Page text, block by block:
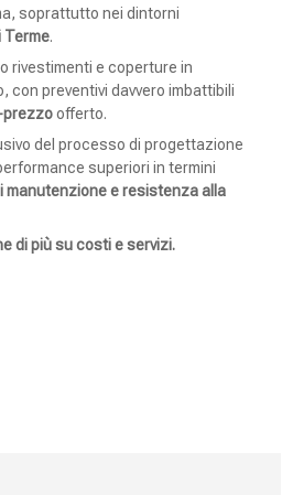
soprattutto nei dintorni
Terme.
rivestimenti e coperture in
con preventivi davvero imbattibili
prezzo offerto.
del processo di progettazione
superiori in termini
manutenzione e resistenza alla
di più su costi e servizi.